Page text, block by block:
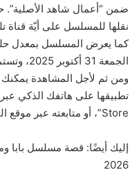
ضمن “أعمال شاهد
نقلها للمسلسل على أيّة قناة
كما يعرض المسلسل بمعدل
الجمعة
ومن ثم لأجل المشاهدة
Store”، أو متابعته عبر موقع المنصة الالكتروني.
إليك أيضًا: قصة مسلسل بابا
2026